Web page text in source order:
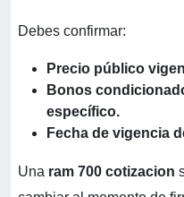
Debes confirmar:
Precio público
Bonos
específico.
Fecha de vigencia
Una ram 700 cotizacion